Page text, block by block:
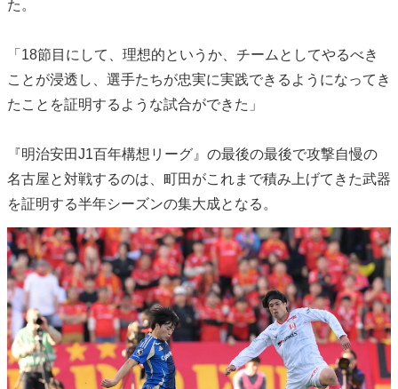
た。
「18節目にして、理想的というか、チームとしてやるべき
ことが浸透し、選手たちが忠実に実践できるようになってき
たことを証明するような試合ができた」
『明治安田J1百年構想リーグ』の最後の最後で攻撃自慢の
名古屋と対戦するのは、町田がこれまで積み上げてきた武器
を証明する半年シーズンの集大成となる。